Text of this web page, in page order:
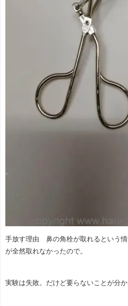
手放す理由 鼻の角栓が取れるという情
が全然取れなかったので。
実験は失敗。だけど要らないことが分